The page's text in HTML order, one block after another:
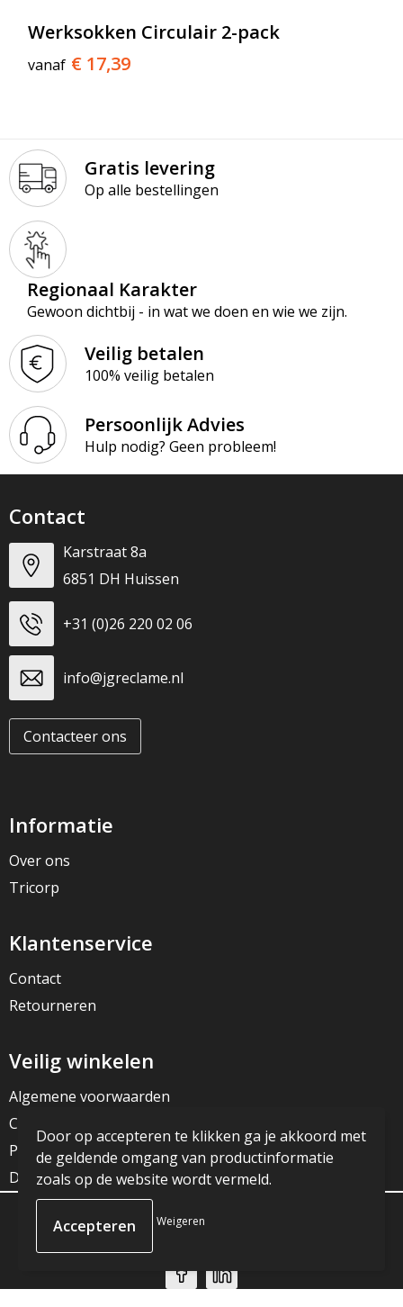
Werksokken Circulair 2-pack
vanaf € 17,39
Gratis levering
Op alle bestellingen
Regionaal Karakter
Gewoon dichtbij - in wat we doen en wie we zijn.
Veilig betalen
100% veilig betalen
Persoonlijk Advies
Hulp nodig? Geen probleem!
Contact
Karstraat 8a
6851 DH Huissen
+31 (0)26 220 02 06
info@jgreclame.nl
Contacteer ons
Informatie
Over ons
Tricorp
Klantenservice
Contact
Retourneren
Veilig winkelen
Algemene voorwaarden
Cookieverklaring
Privacyverklaring
Disclaimer
© Copyright JG Reclame 2023
Door op accepteren te klikken ga je akkoord met
de geldende omgang van productinformatie
zoals op de website wordt vermeld.
Weigeren